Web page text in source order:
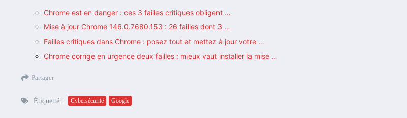
Chrome est en danger : ces 3 failles critiques obligent …
Mise à jour Chrome 146.0.7680.153 : 26 failles dont 3 …
Failles critiques dans Chrome : posez tout et mettez à jour votre …
Chrome corrige en urgence deux failles : mieux vaut installer la mise …
Partager
Étiquetté : Cybersécurité Google